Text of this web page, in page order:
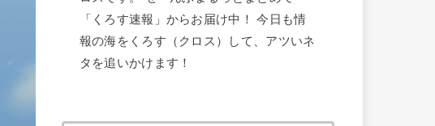
「くろす速報」からお届け中！ 今日も情
報の海をくろす（クロス）して、アツいネ
タを追いかけます！